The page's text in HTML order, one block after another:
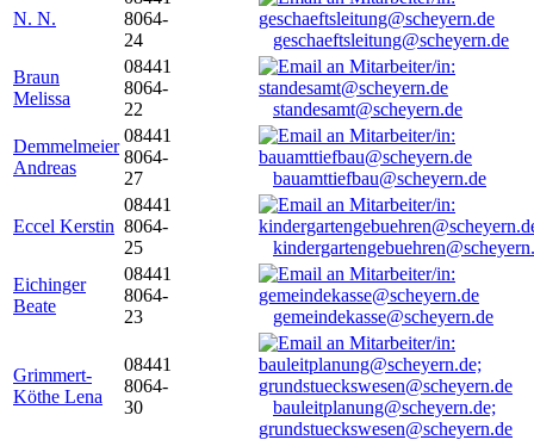
N. N.
8064-
24
geschaeftsleitung@scheyern.de
Braun
Melissa
08441
8064-
22
standesamt@scheyern.de
Demmelmeier
Andreas
08441
8064-
27
bauamttiefbau@scheyern.de
Eccel Kerstin
08441
8064-
25
Eichinger
Beate
08441
8064-
23
gemeindekasse@scheyern.de
Grimmert-
Köthe Lena
08441
8064-
30
bauleitplanung@scheyern.de;
grundstueckswesen@scheyern.de